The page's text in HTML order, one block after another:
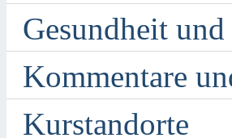
Gesundheit
Kommentare
Kurstandorte